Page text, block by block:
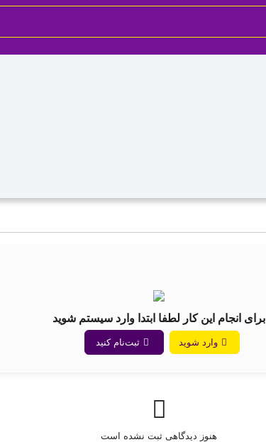
برای انجام این کار لطفا ابتدا وارد سیستم شوید
ثبت‌نام کنید وارد شوید
هنوز دیدگاهی ثبت نشده است